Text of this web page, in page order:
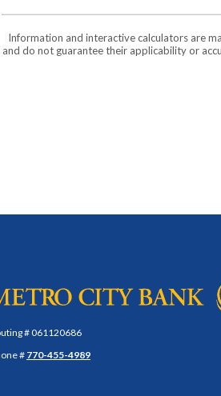
Information and interactive calculators are
and do not guarantee their applicability or
City Bank
# 061120686
# 770-455-4989